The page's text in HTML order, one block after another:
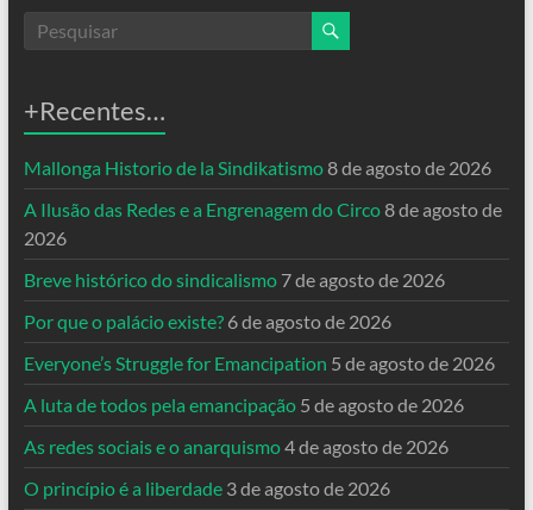
+Recentes…
Mallonga Historio de la Sindikatismo8 de agosto de 2026
A Ilusão das Redes e a Engrenagem do Circo8 de agosto de
2026
Breve histórico do sindicalismo 7 de agosto de 2026
Por que o palácio existe? 6 de agosto de 2026
Everyone’s Struggle for Emancipation 5 de agosto de 2026
A luta de todos pela emancipação 5 de agosto de 2026
As redes sociais e o anarquismo4 de agosto de 2026
O princípio é a liberdade 3 de agosto de 2026